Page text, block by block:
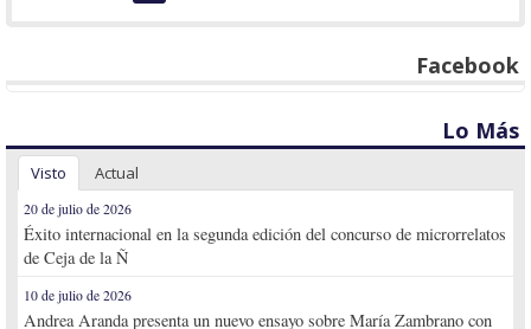
Facebook
Lo Más
Visto Actual
20 de julio de 2026
Éxito internacional en la segunda edición del concurso de microrrelatos
de Ceja de la Ñ
10 de julio de 2026
Andrea Aranda presenta un nuevo ensayo sobre María Zambrano con